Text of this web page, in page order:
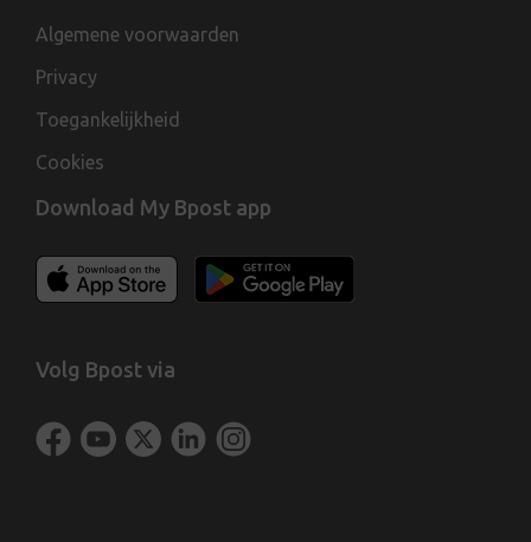
Algemene voorwaarden
Privacy
Toegankelijkheid
Cookies
Download My Bpost app
Volg Bpost via